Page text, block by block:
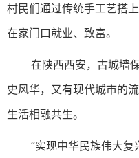
村民们通过传统手工艺搭
在家门口就业、致富。
在陕西西安，古城墙
史风华，又有现代城市的
生活相融共生。
“实现中华民族伟大